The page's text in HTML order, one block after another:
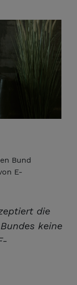
Bund
E-
die
keine